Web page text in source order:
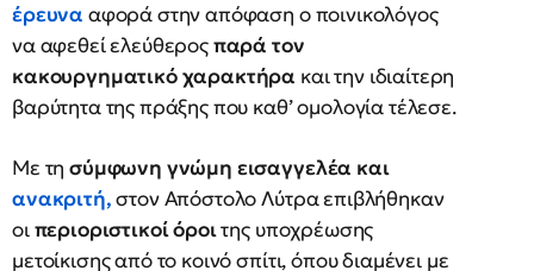
έρευνα αφορά στην απόφαση ο ποινικολόγος
να αφεθεί ελεύθεροςπαρά τον
κακουργηματικό χαρακτήρα και την ιδιαίτερη
βαρύτητα της πράξης που καθ’ ομολογία τέλεσε.
Με τησύμφωνη γνώμη εισαγγελέα και
ανακριτή,στον Απόστολο Λύτρα επιβλήθηκαν
οιπεριοριστικοί όροιτης υποχρέωσης
μετοίκισης από το κοινό σπίτι, όπου διαμένει με